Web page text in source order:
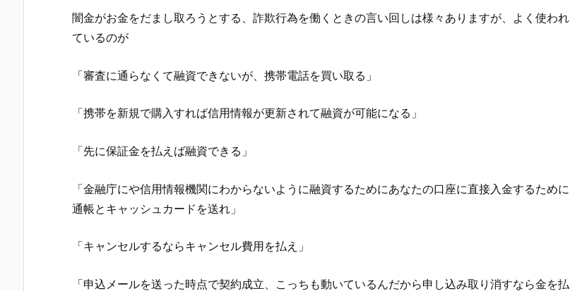
闇金がお金をだまし取ろうとする、詐欺行為を働くときの言い回しは様々ありますが、よく使われ
ているのが
「審査に通らなくて融資できないが、携帯電話を買い取る」
「携帯を新規で購入すれば信用情報が更新されて融資が可能になる」
「先に保証金を払えば融資できる」
「金融庁にや信用情報機関にわからないように融資するためにあなたの口座に直接入金するために
通帳とキャッシュカードを送れ」
「キャンセルするならキャンセル費用を払え」
「申込メールを送った時点で契約成立、こっちも動いているんだから申し込み取り消すなら金を払